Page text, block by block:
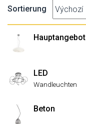
Sortierung
Hauptangebot
LED
Wandleuchten
Beton